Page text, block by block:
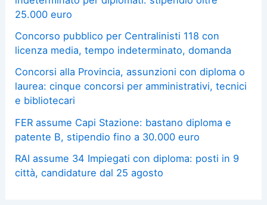
25.000 euro
Concorso pubblico per Centralinisti 118 con
licenza media, tempo indeterminato, domanda
Concorsi alla Provincia, assunzioni con diploma o
laurea: cinque concorsi per amministrativi, tecnici
e bibliotecari
FER assume Capi Stazione: bastano diploma e
patente B, stipendio fino a 30.000 euro
RAI assume 34 Impiegati con diploma: posti in 9
città, candidature dal 25 agosto